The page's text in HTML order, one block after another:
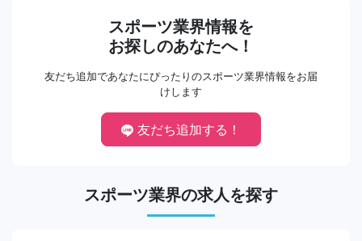
スポーツ業界情報を
お探しのあなたへ！
友だち追加であなたにぴったりのスポーツ業界情報をお届
けします
友だち追加する！
スポーツ業界の求人を探す